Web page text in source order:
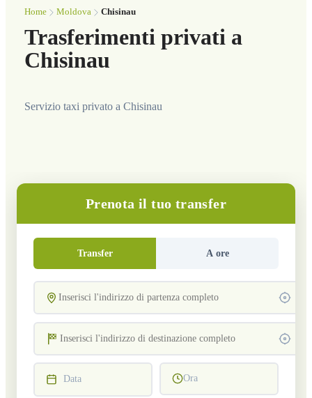
Home Moldova Chisinau
Trasferimenti privati a
Chisinau
Servizio taxi privato a Chisinau
Prenota il tuo transfer
Transfer A ore
Data Ora